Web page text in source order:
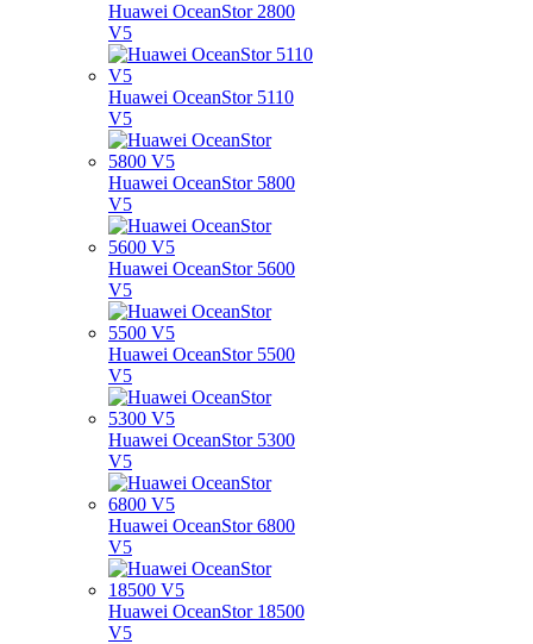
Huawei OceanStor 2800
V5
Huawei OceanStor 5110
V5
Huawei OceanStor 5800
V5
Huawei OceanStor 5600
V5
Huawei OceanStor 5500
V5
Huawei OceanStor 5300
V5
Huawei OceanStor 6800
V5
Huawei OceanStor 18500
V5